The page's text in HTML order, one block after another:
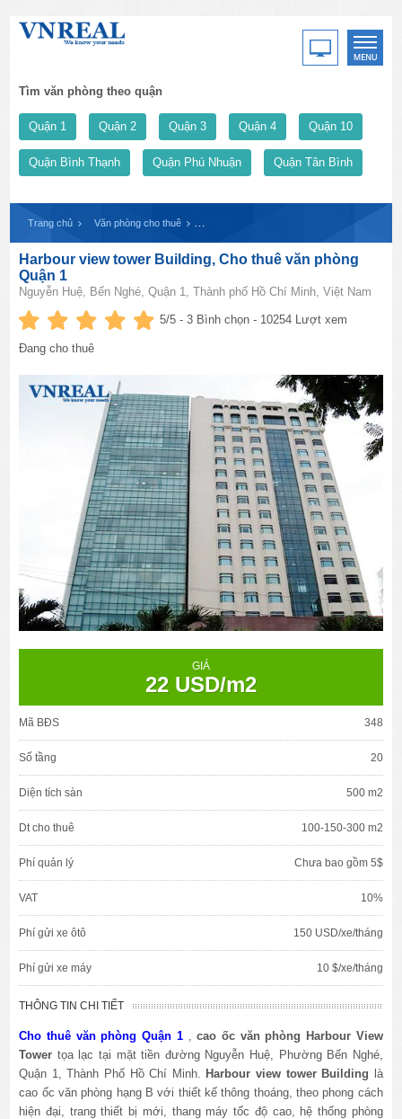
Tìm văn phòng theo quận
Quận 1 Quận 2 Quận 3 Quận 4 Quận 10
Quận Bình Thạnh Quận Phú Nhuận Quận Tân Bình
Trang chủ Văn phòng cho thuê
Harbour view tower Building, Cho thuê văn phòng
Quận 1
Nguyễn Huệ, Bến Nghé, Quận 1, Thành phố Hồ Chí Minh, Việt Nam
5/5 -3 Bình chọn - 10254 Lượt xem
Đang cho thuê
GIÁ
22 USD/m2
Mã BĐS 348
Số tầng 20
Diện tích sàn 500 m2
Dt cho thuê 100-150-300 m2
Phí quản lý Chưa bao gồm 5$
VAT 10%
Phí gửi xe ôtô 150 USD/xe/tháng
Phí gửi xe máy 10 $/xe/tháng
THÔNG TIN CHI TIẾT
Cho thuê văn phòng Quận 1,cao ốc văn phòng Harbour View
Tower tọa lạc tại mặt tiền đường Nguyễn Huệ, Phường Bến Nghé,
Quận 1, Thành Phố Hồ Chí Minh.
Harbour view tower Building
là
cao ốc văn phòng hạng B với thiết kế thông thoáng, theo phong cách
hiện đại, trang thiết bị mới, thang máy tốc độ cao, hệ thống phòng